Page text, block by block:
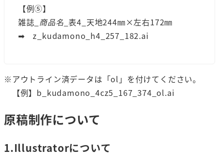
【例⑤】
雑誌_ 商品名_表4_天地244㎜×左右172㎜
➡︎ z_kudamono_h4_257_182.ai
※アウトライン済データは「ol」を付けてください。
【例】b_kudamono_4cz5_167_374_ol.ai
原稿制作について
1.Illustratorについて